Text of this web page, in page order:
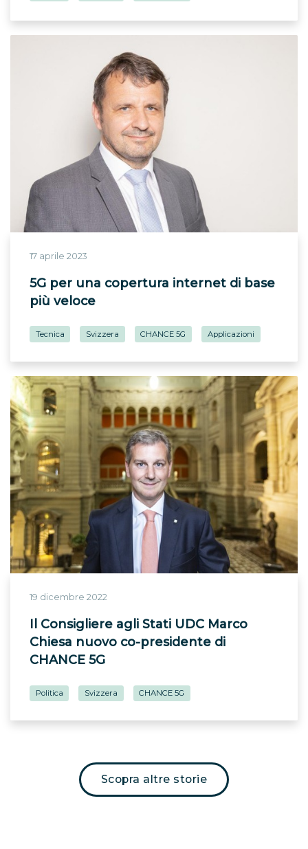
17 aprile 2023
5G per una copertura internet di base
più veloce
Tecnica Svizzera CHANCE 5G Applicazioni
19 dicembre 2022
Il Consigliere agli Stati UDC Marco
Chiesa nuovo co-presidente di
CHANCE 5G
Politica Svizzera CHANCE 5G
Scopra altre storie